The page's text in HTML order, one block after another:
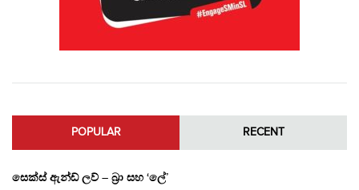
POPULAR RECENT
සෙක්ස් ඇන්ඩ් ලව් – බ්‍රා සහ ‘ලේ’